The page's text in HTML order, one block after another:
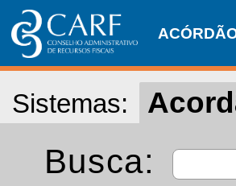
Sistemas:
Busca: